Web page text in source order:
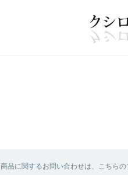
商品に関するお問い合わせは、こちらの